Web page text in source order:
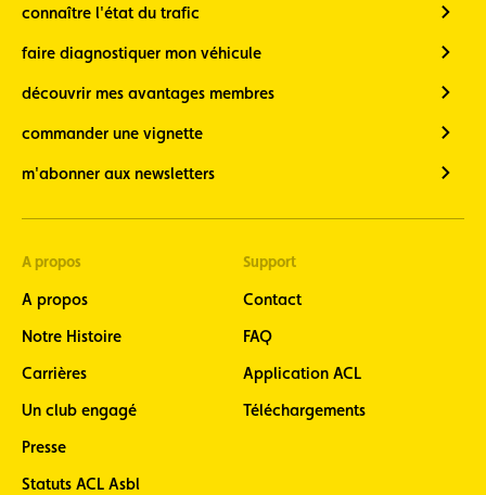
connaître l'état du trafic
faire diagnostiquer mon véhicule
découvrir mes avantages membres
commander une vignette
m'abonner aux newsletters
A propos
A propos
Notre Histoire
Carrières
Un club engagé
Presse
Statuts ACL Asbl
Support
Contact
FAQ
Application ACL
Téléchargements